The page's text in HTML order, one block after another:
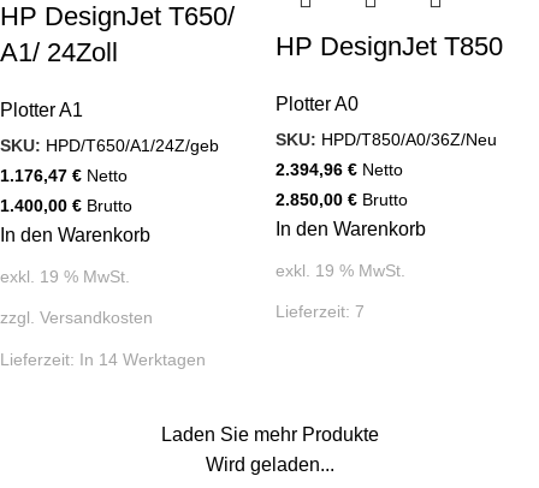
HP DesignJet T650/
A1/ 24Zoll
Plotter A1
SKU: HPD/T650/A1/24Z/geb
1.176,47 € Netto
1.400,00 € Brutto
In den Warenkorb
exkl. 19 % MwSt.
zzgl. Versandkosten
Lieferzeit: In 14 Werktagen
HP DesignJet T850
Plotter A0
SKU: HPD/T850/A0/36Z/Neu
2.394,96 € Netto
2.850,00 € Brutto
In den Warenkorb
exkl. 19 % MwSt.
Lieferzeit: 7
Laden Sie mehr Produkte
Wird geladen...